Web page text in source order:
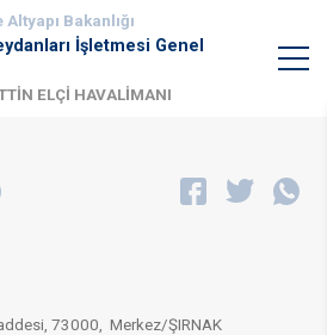
Bakanlığı
İşletmesi Genel
ELÇİ HAVALİMANI
73000, Merkez/ŞIRNAK